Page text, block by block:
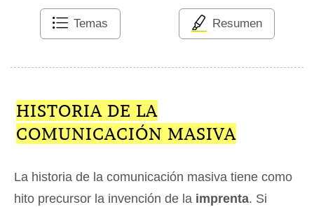
Temas Resumen
HISTORIA DE LA
COMUNICACIÓN MASIVA
La historia de la comunicación masiva tiene como
hito precursor la invención de la imprenta. Si